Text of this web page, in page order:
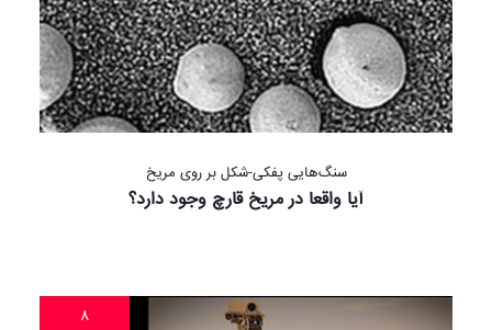
سنگ‌هایی پفکی-شکل بر روی مریخ
آیا واقعا در مریخ قارچ وجود دارد؟
۸